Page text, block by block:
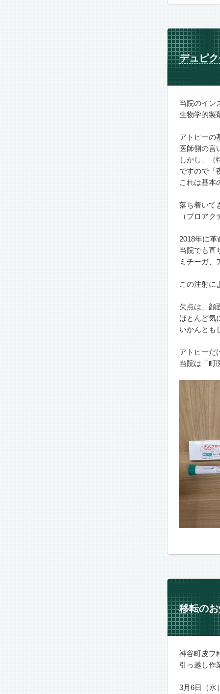
デュピ
当院のイン
生物学的製
アトピーの
医師側の言
しかし、（
ですので「
これは基本
落ち着いて
（プロア
2018年に
当院でも直
ミチーガ、
この注射に
欠点は、顔
ほとんど気
いかんとも
アトピーだ
当院は「町
移転の
神谷町皮フ
引っ越し作
3月6日（水